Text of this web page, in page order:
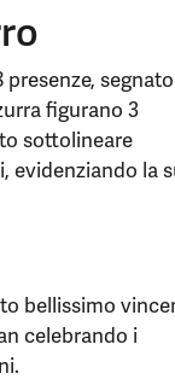
presenze, segnato
figurano 3
sottolineare
evidenziando la
bellissimo
celebrando i